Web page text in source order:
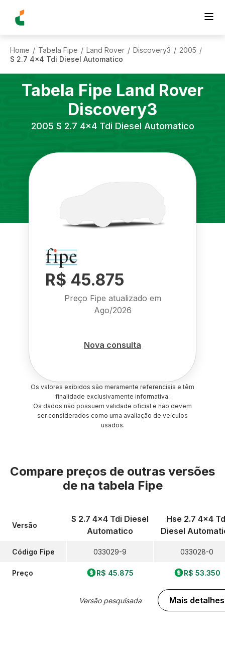
Home / Tabela Fipe / Land Rover / Discovery3 / 2005 /
S 2.7 4x4 Tdi Diesel Automatico
Tabela Fipe Land Rover
Discovery3
2005 S 2.7 4x4 Tdi Diesel Automatico
R$ 45.875
Preço Fipe atualizado em
Ago/2026
Nova consulta
Os valores exibidos são meramente referenciais e têm
finalidade exclusivamente informativa.
Os dados não possuem validade oficial e não devem
ser considerados como uma avaliação de veículos
usados.
Compare preços de outras versões
de na tabela Fipe
Versão
Código Fipe
Preço
S 2.7 4x4 Tdi Diesel
Automatico
033029-9
R$ 45.875
Versão pesquisada
Hse 2.7 4x4
Diesel
033028-0
R$ 53.350
Mais detalhes